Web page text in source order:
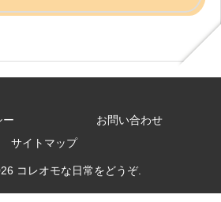
ー
お問い合わせ
サイトマップ
コレオモな日常をどうぞ.